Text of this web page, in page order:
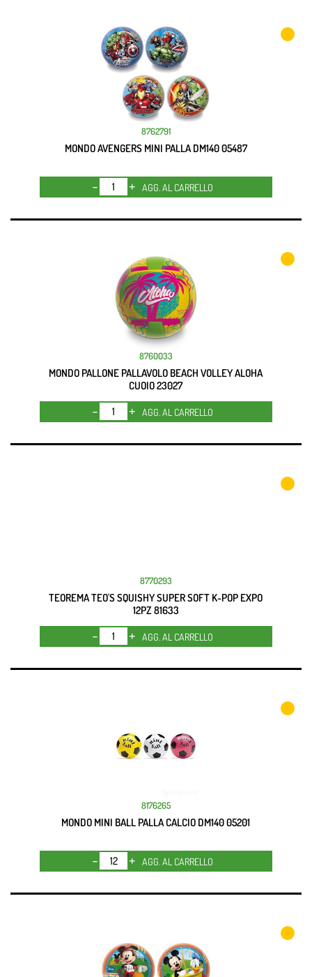
8762791
MONDO AVENGERS MINI PALLA DM140 05487
Quantità
AGG. AL CARRELLO
8760033
MONDO PALLONE PALLAVOLO BEACH VOLLEY ALOHA
CUOIO 23027
Quantità
AGG. AL CARRELLO
8770293
TEOREMA TEO'S SQUISHY SUPER SOFT K-POP EXPO
12PZ 81633
Quantità
AGG. AL CARRELLO
8176265
MONDO MINI BALL PALLA CALCIO DM140 05201
Quantità
AGG. AL CARRELLO